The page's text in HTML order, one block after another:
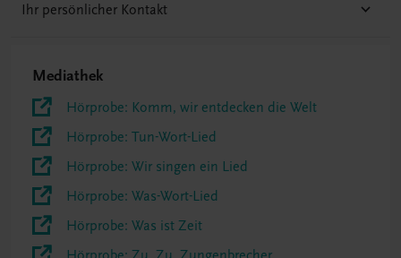
Ihr persönlicher Kontakt
Mediathek
Hörprobe: Komm, wir entdecken die Welt
Hörprobe: Tun-Wort-Lied
Hörprobe: Wir singen ein Lied
Hörprobe: Was-Wort-Lied
Hörprobe: Was ist Zeit